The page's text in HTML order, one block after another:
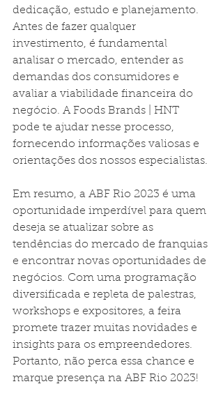
dedicação, estudo e planejamento.
Antes de fazer qualquer
investimento, é fundamental
analisar o mercado, entender as
demandas dos consumidores e
avaliar a viabilidade financeira do
negócio. A Foods Brands | HNT
pode te ajudar nesse processo,
fornecendo informações valiosas e
orientações dos nossos especialistas.
Em resumo, a ABF Rio 2023 é uma
oportunidade imperdível para quem
deseja se atualizar sobre as
tendências do mercado de franquias
e encontrar novas oportunidades de
negócios. Com uma programação
diversificada e repleta de palestras,
workshops e expositores, a feira
promete trazer muitas novidades e
insights para os empreendedores.
Portanto, não perca essa chance e
marque presença na ABF Rio 2023!